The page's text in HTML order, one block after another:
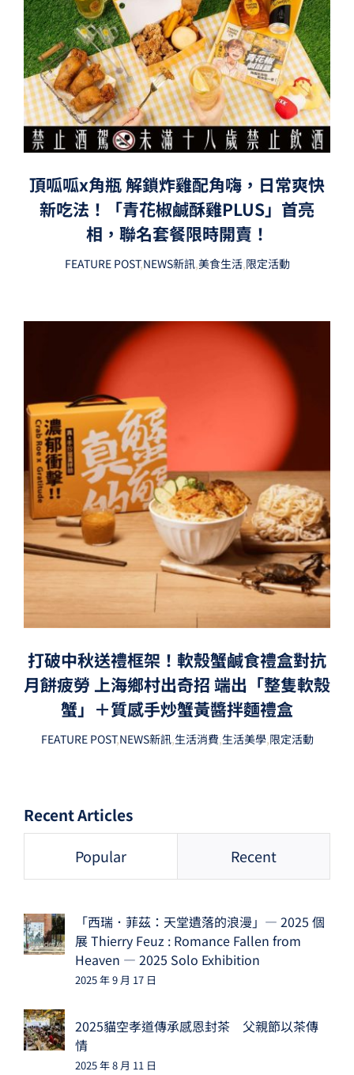
頂呱呱x角瓶 解鎖炸雞配角嗨，日常爽快
新吃法！「青花椒鹹酥雞PLUS」首亮
相，聯名套餐限時開賣！
FEATURE POST,NEWS新訊,美食生活,限定活動
打破中秋送禮框架！軟殼蟹鹹食禮盒對抗
月餅疲勞 上海鄉村出奇招 端出「整隻軟殼
蟹」＋質感手炒蟹黃醬拌麵禮盒
FEATURE POST,NEWS新訊,生活消費,生活美學,限定活動
Recent Articles
Popular Recent
「西瑞．菲茲：天堂遺落的浪漫」— 2025 個
展 Thierry Feuz : Romance Fallen from
Heaven — 2025 Solo Exhibition
2025 年 9 月 17 日
2025貓空孝道傳承感恩封茶 父親節以茶傳
情
2025 年 8 月 11 日